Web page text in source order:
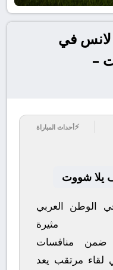
لانس في
–
⚡أحداث المباراة
يلا شووت
الوطن العربي
مثيرة
ضمن منافسات
لقاء مرتقب يعد